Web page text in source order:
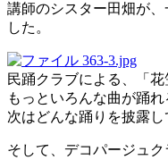
講師のシスター田畑が
した。
民踊クラブによる、「花
もっといろんな曲が踊れ
次はどんな踊りを披露し
そして、デコパージュク